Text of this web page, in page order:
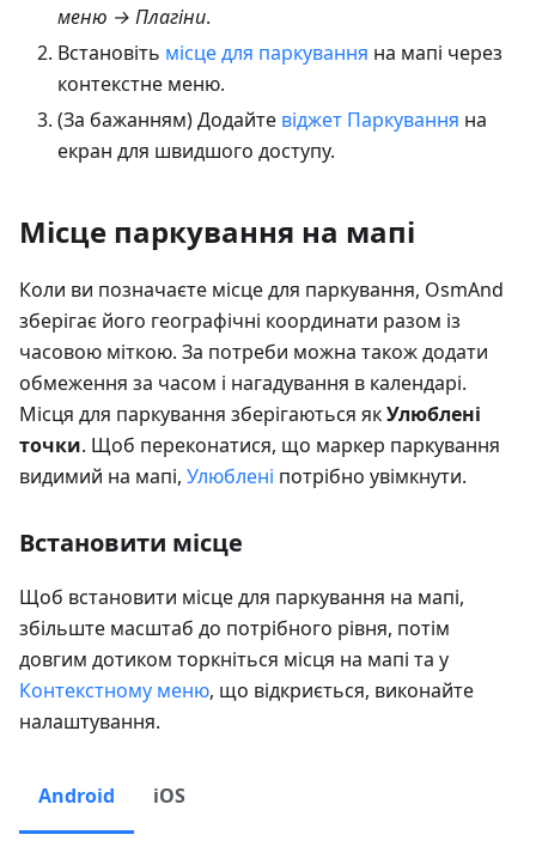
меню → Плагіни.
Встановіть місце для паркування на мапі через
контекстне меню.
(За бажанням) Додайте віджет Паркування на
екран для швидшого доступу.
Місце паркування на мапі
Коли ви позначаєте місце для паркування, OsmAnd
зберігає його географічні координати разом із
часовою міткою. За потреби можна також додати
обмеження за часом і нагадування в календарі.
Місця для паркування зберігаються якУлюблені
точки. Щоб переконатися, що маркер паркування
видимий на мапі, Улюблені потрібно увімкнути.
Встановити місце
Щоб встановити місце для паркування на мапі,
збільште масштаб до потрібного рівня, потім
довгим дотиком торкніться місця на мапі та у
Контекстному меню, що відкриється, виконайте
налаштування.
Android iOS